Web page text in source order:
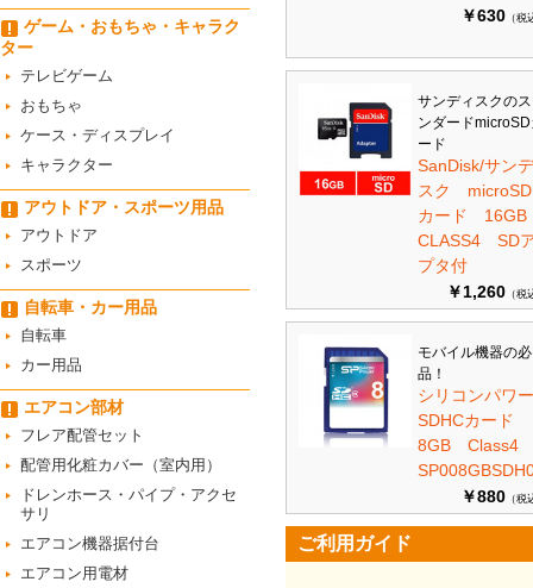
ゲーム・おもちゃ・キャラク
ター
テレビゲーム
おもちゃ
ケース・ディスプレイ
キャラクター
アウトドア・スポーツ用品
アウトドア
スポーツ
自転車・カー用品
自転車
カー用品
エアコン部材
フレア配管セット
配管用化粧カバー（室内用）
ドレンホース・パイプ・アクセ
サリ
エアコン機器据付台
エアコン用電材
￥630 （税
サンディスクの
ンダード
ード
SanDisk/サン
スク
カード
CLASS4 SD
プタ付
￥1,260 （税
モバイル機器の
品！
シリコンパ
SDHCカード
8GB
￥880 （税
ご利用ガイド